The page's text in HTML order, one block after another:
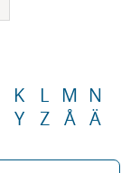
K L M N
Y Z Å Ä